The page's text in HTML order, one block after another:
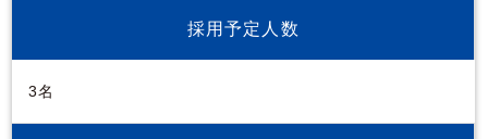
採用予定人数
3名